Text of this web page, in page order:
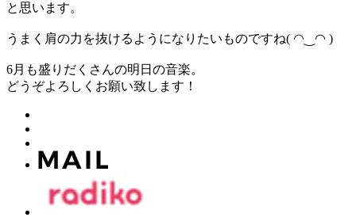
と思います。
うまく肩の力を抜けるようになりたいものですね( ◠‿◠ )
6月も盛りだくさんの明日の音楽。
どうぞよろしくお願い致します！